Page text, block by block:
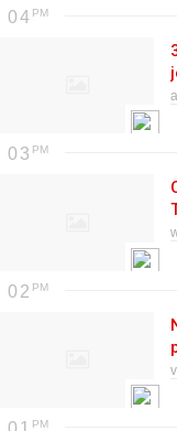
04
03
02